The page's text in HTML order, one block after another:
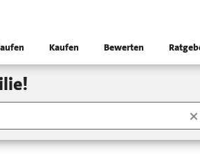
Kaufen Bewerten